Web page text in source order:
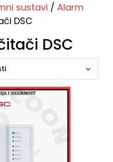
sustavi / Alarm
DSC
DSC